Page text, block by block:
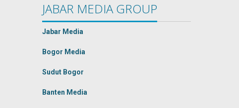
JABAR MEDIA GROUP
Jabar Media
Bogor Media
Sudut Bogor
Banten Media